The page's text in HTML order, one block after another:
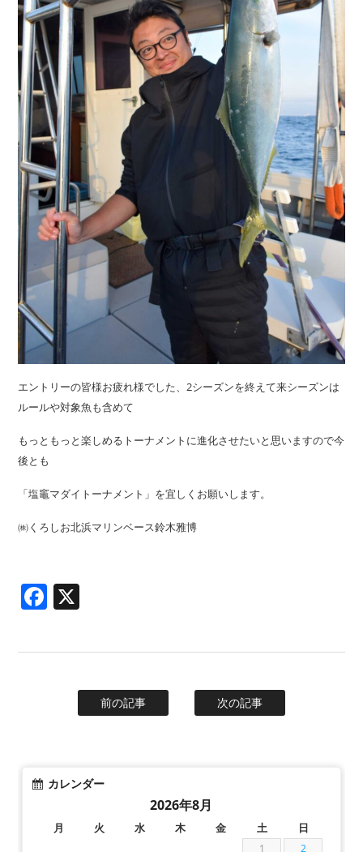
エントリーの皆様お疲れ様でした、2シーズンを終えて来シーズンは
ルールや対象魚も含めて
もっともっと楽しめるトーナメントに進化させたいと思いますので今
後とも
「塩竈マダイトーナメント」を宜しくお願いします。
㈱くろしお北浜マリンベース鈴木雅博
Facebook
前の記事 次の記事
カレンダー
2026年8月
月 火 水 木 金 土 日
1 2